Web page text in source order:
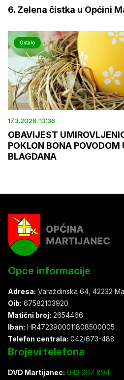
6. Zelena čistka u Općini
Ostalo
17.3.2026. 13:36
OBAVIJEST
POKLON BONA POVODOM
BLAGDANA
Opće informacije
Adresa: Varaždinska 64, 42232
Oib: 67582103920
Matični broj: 2654466
Iban: HR4723900011808500005
Telefon centrala: 042/673-488
Brojevi telefona
DVD Martijanec: 042 207 894